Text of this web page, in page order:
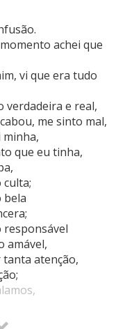
achei que
vi que era tudo
verdadeira e real,
me sinto mal,
minha,
que eu tinha,
bela
responsável
amável,
atenção,
tocar,